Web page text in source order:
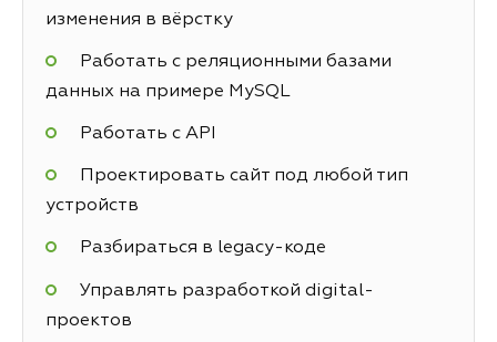
изменения в вёрстку
Работать с реляционными базами
данных на примере MySQL
Работать с API
Проектировать сайт под любой тип
устройств
Разбираться в legacy-коде
Управлять разработкой digital-
проектов